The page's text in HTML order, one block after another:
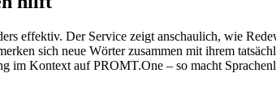
effektiv. Der Service zeigt anschaulich, wie
sich neue Wörter zusammen mit ihrem
im Kontext auf PROMT.One – so macht